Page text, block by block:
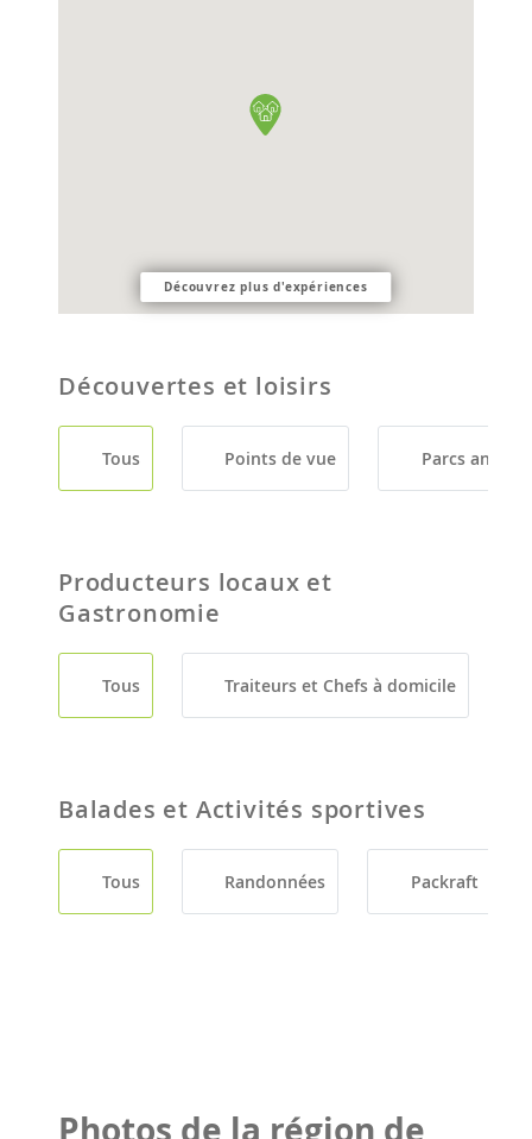
Découvrez plus d'expériences
Découvertes et loisirs
Tous Points de vue Parcs
Producteurs locaux et
Gastronomie
Tous Traiteurs et Chefs à domicile
Balades et Activités sportives
Tous Randonnées Packraft